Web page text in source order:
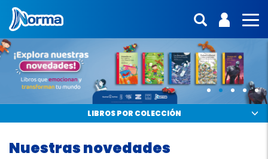
ENTRA |
Norma.
Libros
infantiles
y
juveniles
LIBROS POR COLECCIÓN
Nuestras novedades